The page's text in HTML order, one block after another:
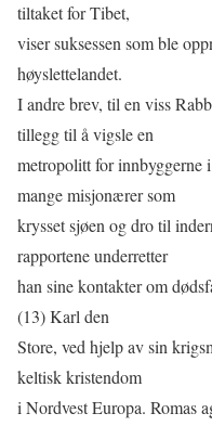
tiltaket for Tibet,
viser suksessen som ble
høyslettelandet.
I andre brev, til en viss
tillegg til å vigsle en
metropolitt for innbyggerne
mange misjonærer som
krysset sjøen og dro til
rapportene underretter
han sine kontakter om
(13) Karl den
Store, ved hjelp av sin
keltisk kristendom
i Nordvest Europa. Romas